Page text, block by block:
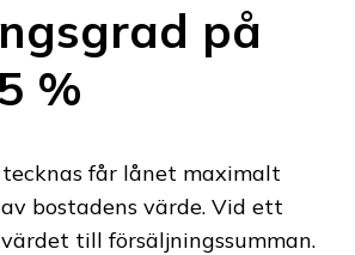
på
%
får lånet maximalt
bostadens värde. Vid ett
till försäljningssumman.